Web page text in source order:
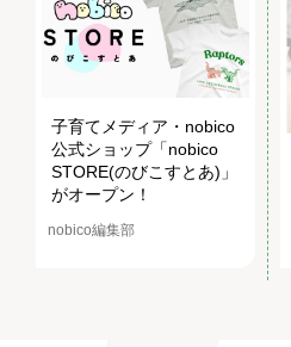
子育てメディア・nobico
公式ショップ「nobico
STORE(のびこすとあ)」
がオープン！
nobico編集部